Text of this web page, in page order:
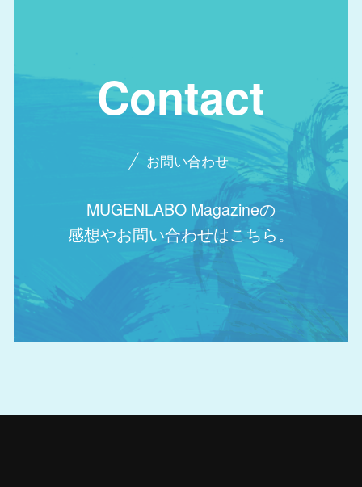
Contact
お問い合わせ
MUGENLABO Magazineの
感想やお問い合わせはこちら。